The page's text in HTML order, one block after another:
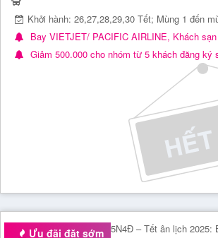
Khởi hành: 26,27,28,29,30 Tết; Mùng 1 đến
Bay VIETJET/ PACIFIC AIRLINE, Khách
Giảm 500.000 cho nhóm từ 5 khách đăng ký
Ưu đãi đặt sớm